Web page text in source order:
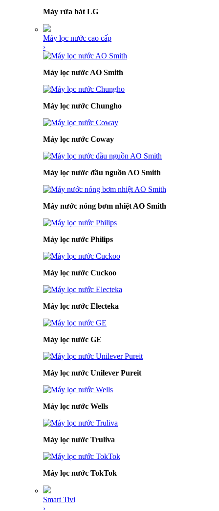
Máy rửa bát LG
Máy lọc nước cao cấp
›
Máy lọc nước AO Smith
Máy lọc nước Chungho
Máy lọc nước Coway
Máy lọc nước đầu nguồn AO Smith
Máy nước nóng bơm nhiệt AO Smith
Máy lọc nước Philips
Máy lọc nước Cuckoo
Máy lọc nước Electeka
Máy lọc nước GE
Máy lọc nước Unilever Pureit
Máy lọc nước Wells
Máy lọc nước Truliva
Máy lọc nước TokTok
Smart Tivi
›